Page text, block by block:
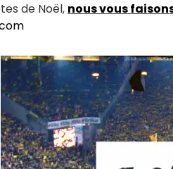
de Noël, nous vous